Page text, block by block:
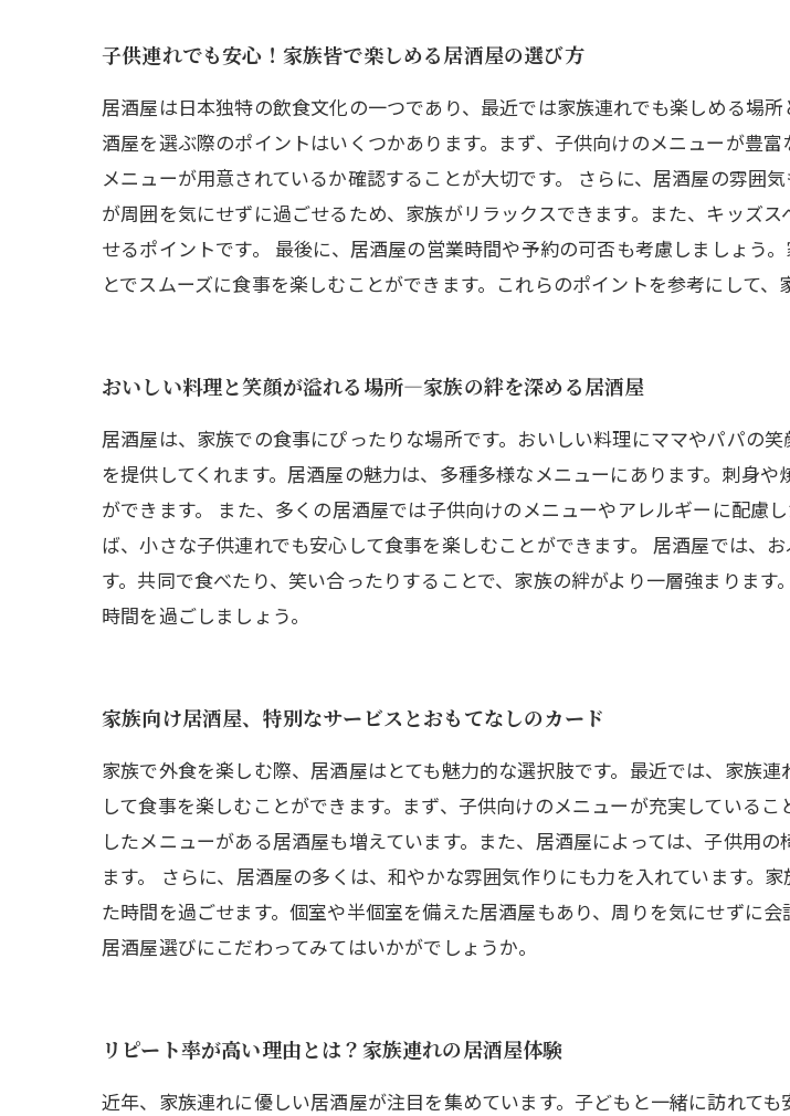
子供連れでも安心！家族皆で楽しめる居酒屋の選び方
居酒屋は日本独特の飲食文化の一つであり、最近では家族連れでも楽しめる場
酒屋を選ぶ際のポイントはいくつかあります。まず、子供向けのメニューが豊
メニューが用意されているか確認することが大切です。 さらに、居酒屋の雰囲
が周囲を気にせずに過ごせるため、家族がリラックスできます。また、キッズ
せるポイントです。 最後に、居酒屋の営業時間や予約の可否も考慮しましょう
とでスムーズに食事を楽しむことができます。これらのポイントを参考にして
おいしい料理と笑顔が溢れる場所—家族の絆を深める居酒屋
居酒屋は、家族での食事にぴったりな場所です。おいしい料理にママやパパの
を提供してくれます。居酒屋の魅力は、多種多様なメニューにあります。刺身
ができます。 また、多くの居酒屋では子供向けのメニューやアレルギーに配慮
ば、小さな子供連れでも安心して食事を楽しむことができます。 居酒屋では、
す。共同で食べたり、笑い合ったりすることで、家族の絆がより一層強まりま
時間を過ごしましょう。
家族向け居酒屋、特別なサービスとおもてなしのカード
家族で外食を楽しむ際、居酒屋はとても魅力的な選択肢です。最近では、家族
して食事を楽しむことができます。まず、子供向けのメニューが充実している
したメニューがある居酒屋も増えています。また、居酒屋によっては、子供用
ます。 さらに、居酒屋の多くは、和やかな雰囲気作りにも力を入れています。
た時間を過ごせます。個室や半個室を備えた居酒屋もあり、周りを気にせずに
居酒屋選びにこだわってみてはいかがでしょうか。
リピート率が高い理由とは？家族連れの居酒屋体験
近年、家族連れに優しい居酒屋が注目を集めています。子どもと一緒に訪れて